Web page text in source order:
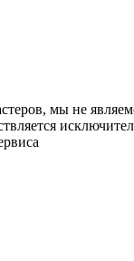
мы не